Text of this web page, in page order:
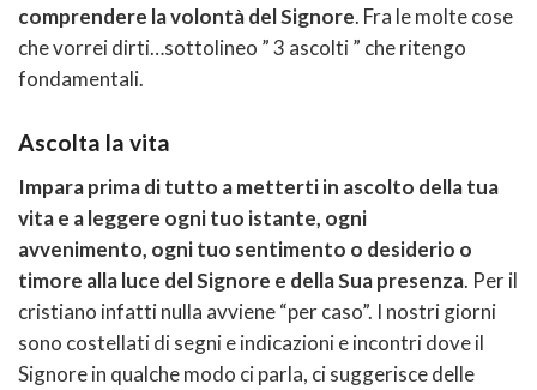
comprendere la volontà del Signore. Fra le molte cose
che vorrei dirti…sottolineo ” 3 ascolti ” che ritengo
fondamentali.
Ascolta la vita
Impara prima di tutto a metterti in ascolto della tua
vita e a leggere ogni tuo istante, ogni
avvenimento, ogni tuo sentimento o desiderio o
timore alla luce del Signore e della Sua presenza. Per il
cristiano infatti nulla avviene “per caso”. I nostri giorni
sono costellati di segni e indicazioni e incontri dove il
Signore in qualche modo ci parla, ci suggerisce delle